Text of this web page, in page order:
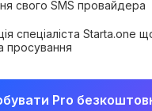
свого SMS провайдера
спеціаліста Starta.one
просування
Pro